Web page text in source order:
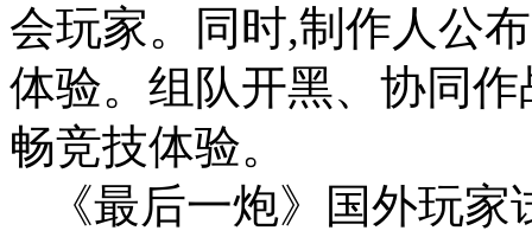
会玩家。同时,制作人公
体验。组队开黑、协同
畅竞技体验。
《最后一炮》国外玩家